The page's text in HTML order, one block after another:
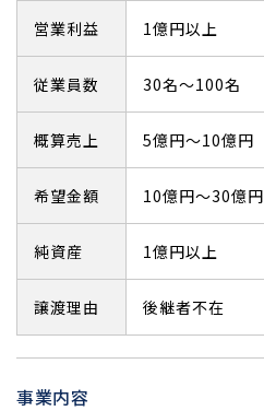
営業利益 1億円以上
従業員数 30名～100名
概算売上 5億円～10億円
希望金額 10億円～30億円
純資産 1億円以上
譲渡理由 後継者不在
事業内容